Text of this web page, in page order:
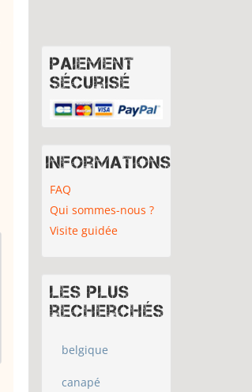
Paiement
sécurisé
Informations
FAQ
Qui sommes-nous ?
Visite guidée
Les plus
recherchés
belgique
canapé